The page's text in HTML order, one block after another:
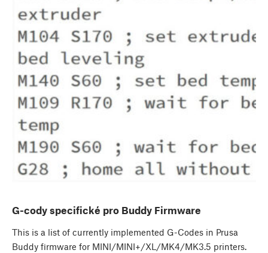
G-cody specifické pro Buddy Firmware
This is a list of currently implemented G-Codes in Prusa
Buddy firmware for MINI/MINI+/XL/MK4/MK3.5 printers.